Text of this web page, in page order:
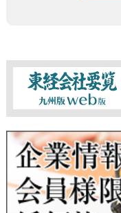
■ 個人情報提供の任意
個人情報のご提供は任意
だけなかった場合は、上
ますのでご了承ください。
当社は、本人が自己の個
追加・削除・利用停止・
人または代理人の請求応
正・追加・削除・利用
受付方法は、本人確認資
コピー）、「個人情報
東経会社要覧web版